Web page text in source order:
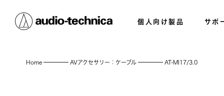
個人向け製品 サポ
Home AVアクセサリー：ケーブル AT-MI17/3.0